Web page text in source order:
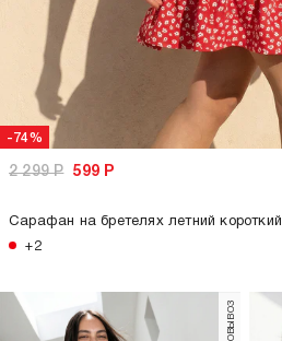
-74%
2 299Р 599 Р
Сарафан на бретелях летний короткий
+2